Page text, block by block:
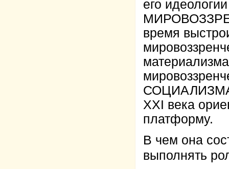
его
время
СОЦИАЛИЗМА
XXI века
платформу.
В чем она
выполнять